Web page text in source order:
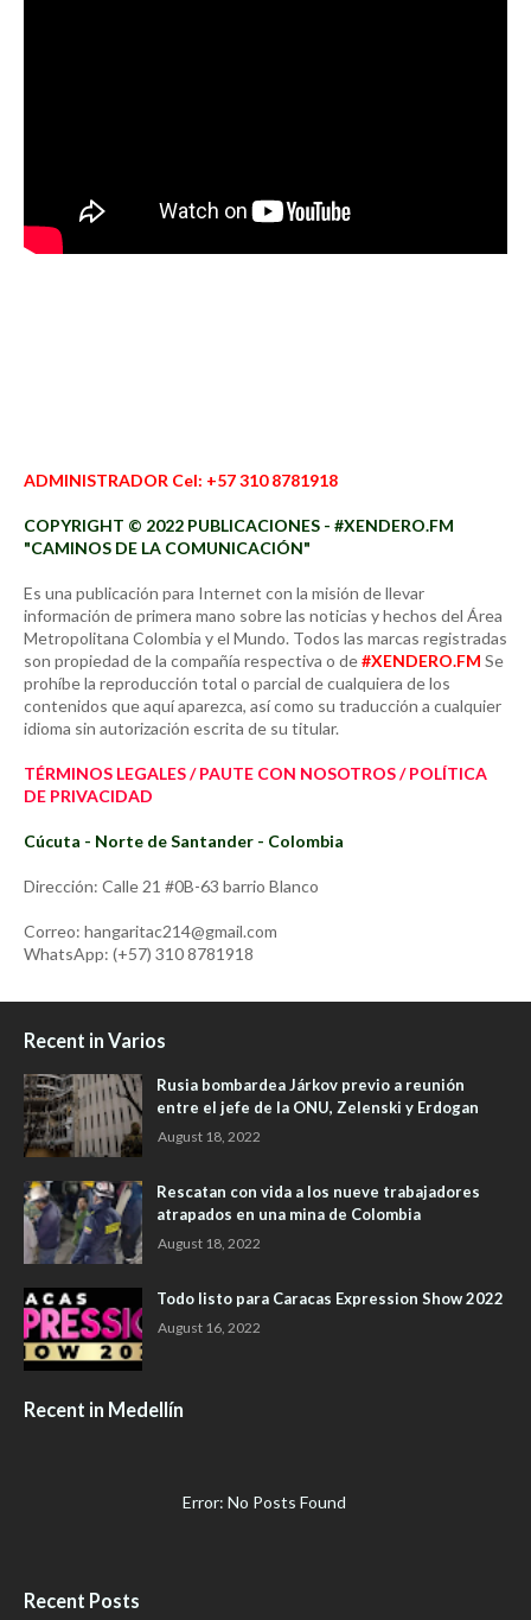
ADMINISTRADOR Cel: +57 310 8781918
COPYRIGHT © 2022 PUBLICACIONES - #XENDERO.FM
"CAMINOS DE LA COMUNICACIÓN"
Es una publicación para Internet con la misión de llevar
información de primera mano sobre las noticias y hechos del Área
Metropolitana Colombia y el Mundo. Todos las marcas registradas
son propiedad de la compañía respectiva o de#XENDERO.FM Se
prohíbe la reproducción total o parcial de cualquiera de los
contenidos que aquí aparezca, así como su traducción a cualquier
idioma sin autorización escrita de su titular.
TÉRMINOS LEGALES / PAUTE CON NOSOTROS / POLÍTICA
DE PRIVACIDAD
Cúcuta - Norte de Santander - Colombia
Dirección: Calle 21 #0B-63 barrio Blanco
Correo: hangaritac214@gmail.com
WhatsApp: (+57) 310 8781918
Recent in Varios
Rusia bombardea Járkov previo a reunión
entre el jefe de la ONU, Zelenski y Erdogan
August 18, 2022
Rescatan con vida a los nueve trabajadores
atrapados en una mina de Colombia
August 18, 2022
Todo listo para Caracas Expression Show 2022
August 16, 2022
Recent in Medellín
Error: No Posts Found
Recent Posts